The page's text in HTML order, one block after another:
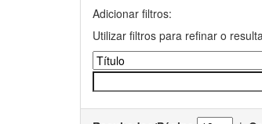
Adicionar filtros:
Utilizar filtros para refinar o